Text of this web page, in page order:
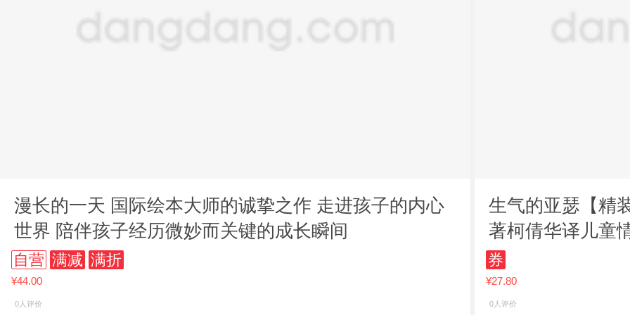
漫长的一天 国际绘本大师的诚挚之作 走进孩子的内心
世界 陪伴孩子经历微妙而关键的成长瞬间
自营 满减 满折
¥44.00
0人评价
生气的亚瑟【精
著柯倩华译儿童
导故事 亲子共读
券
¥27.80
0人评价